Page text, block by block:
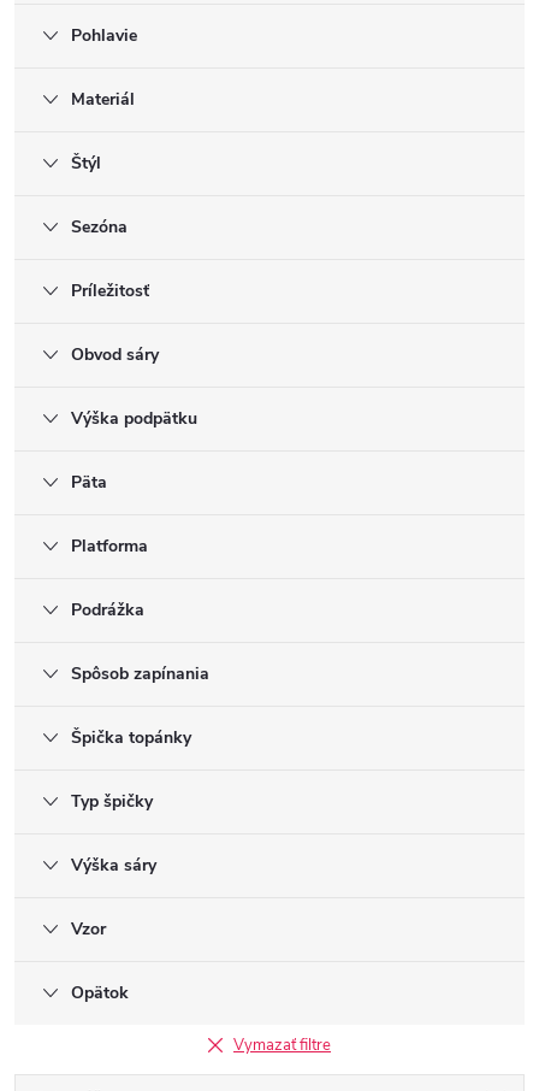
Pohlavie
Materiál
Štýl
Sezóna
Príležitosť
Obvod sáry
Výška podpätku
Päta
Platforma
Podrážka
Spôsob zapínania
Špička topánky
Typ špičky
Výška sáry
Vzor
Opätok
Vymazať filtre